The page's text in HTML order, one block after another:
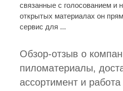
связанные с голосованием и
открытых материалах он
сервис для ...
Обзор-отзыв о
пиломатериалы,
ассортимент и